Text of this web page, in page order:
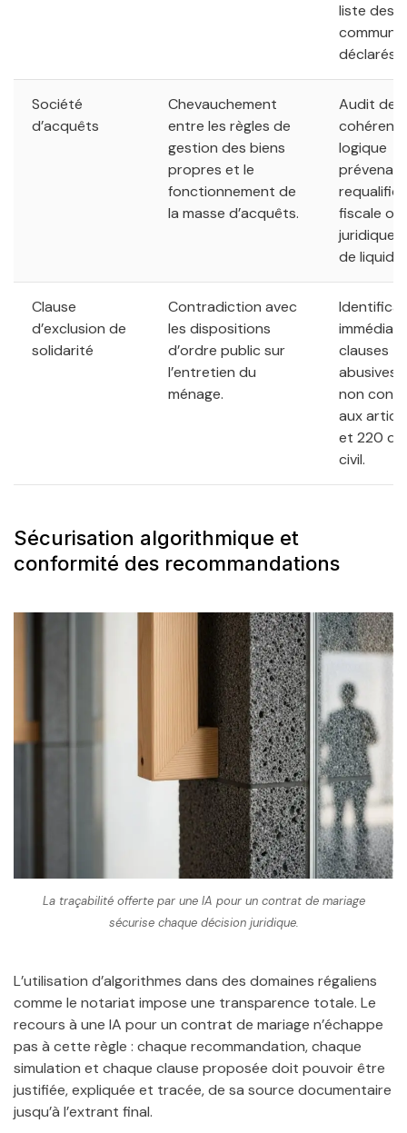
liste des
communs
déclarés.
Société
d’acquêts
Chevauchement
entre les règles de
gestion des biens
propres et le
fonctionnement de
la masse d’acquêts.
Audit de
logique
fiscale ou
juridique
de
Clause
d’exclusion de
solidarité
Contradiction avec
les dispositions
d’ordre public sur
l’entretien du
ménage.
clauses
abusives
non
aux
et 220
civil.
Sécurisation algorithmique et
conformité des recommandations
La traçabilité offerte par une IA pour un contrat de mariage
sécurise chaque décision juridique.
L’utilisation d’algorithmes dans des domaines régaliens
comme le notariat impose une transparence totale. Le
recours à une IA pour un contrat de mariage n’échappe
pas à cette règle : chaque recommandation, chaque
simulation et chaque clause proposée doit pouvoir être
justifiée, expliquée et tracée, de sa source documentaire
jusqu’à l’extrant final.